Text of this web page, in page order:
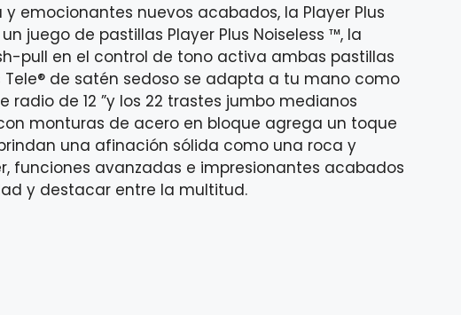
emocionantes nuevos acabados, la Player Plus
juego de pastillas Player Plus Noiseless ™, la
pull en el control de tono activa ambas pastillas
Tele® de satén sedoso se adapta a tu mano como
de 12 ”y los 22 trastes jumbo medianos
monturas de acero en bloque agrega un toque
una afinación sólida como una roca y
funciones avanzadas e impresionantes acabados
y destacar entre la multitud.